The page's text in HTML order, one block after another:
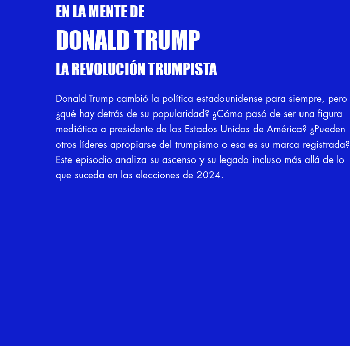
EN LA MENTE DE
DONALD TRUMP
LA REVOLUCIÓN TRUMPISTA
Donald Trump cambió la política estadounidense para siempre, pero
¿qué hay detrás de su popularidad? ¿Cómo pasó de ser una figura
mediática a presidente de los Estados Unidos de América? ¿Pueden
otros líderes apropiarse del trumpismo o esa es su marca registrada?
Este episodio analiza su ascenso y su legado incluso más allá de lo
que suceda en las elecciones de 2024.